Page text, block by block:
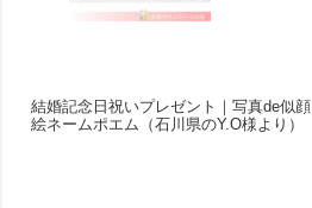
結婚記念日祝いプレゼント｜写真de似顔
絵ネームポエム（石川県のY.O様より ）